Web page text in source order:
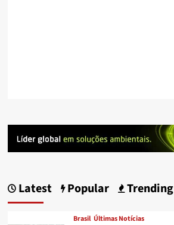
Latest Popular Trending
Brasil Últimas Notícias